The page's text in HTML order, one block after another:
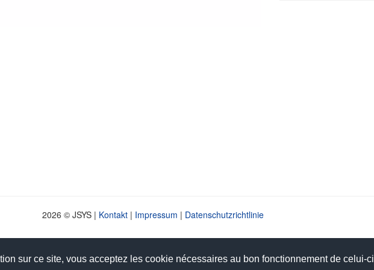
sur ce site, vous acceptez les cookie nécessaires au bon fonctionnement de celui-ci
2026 © JSYS | Kontakt | Impressum | Datenschutzrichtlinie